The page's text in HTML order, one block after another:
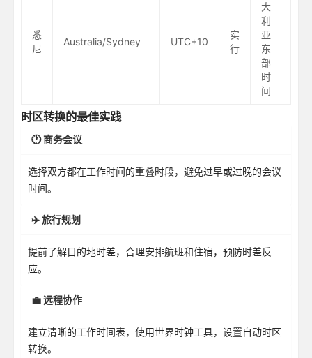
悉
尼
Australia/Sydney UTC+10
实
行
大
利
亚
东
部
时
间
时区转换的最佳实践
🕐 商务会议
选择双方都在工作时间的重叠时段，避免过早或过晚的会议
时间。
✈️ 旅行规划
提前了解目的地时差，合理安排航班和住宿，预防时差反
应。
💼 远程协作
建立清晰的工作时间表，使用世界时钟工具，设置自动时区
转换。